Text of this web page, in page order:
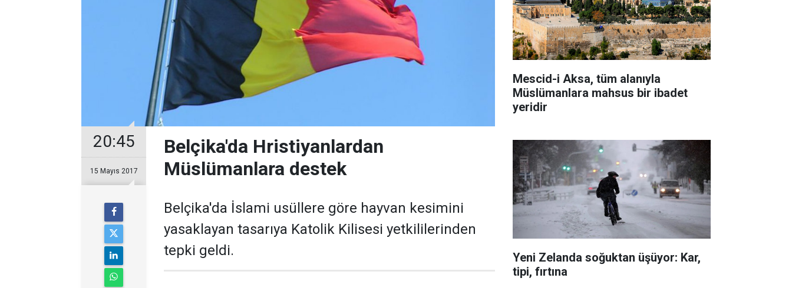
20:45
15 Mayıs 2017
Belçika'da Hristiyanlardan
Müslümanlara destek
Belçika'da İslami usüllere göre hayvan kesimini
yasaklayan tasarıya Katolik Kilisesi yetkililerinden
tepki geldi.
Mescid-i Aksa, tüm alanıyla
Müslümanlara mahsus bir ibadet
yeridir
Yeni Zelanda soğuktan üşüyor: Kar,
tipi, fırtına